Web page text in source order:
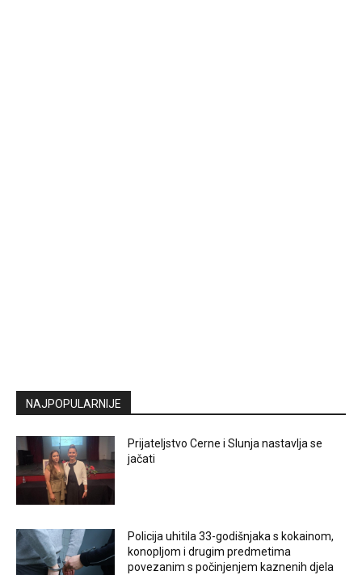
NAJPOPULARNIJE
Prijateljstvo Cerne i Slunja nastavlja se
jačati
Policija uhitila 33-godišnjaka s kokainom,
konopljom i drugim predmetima
povezanim s počinjenjem kaznenih djela